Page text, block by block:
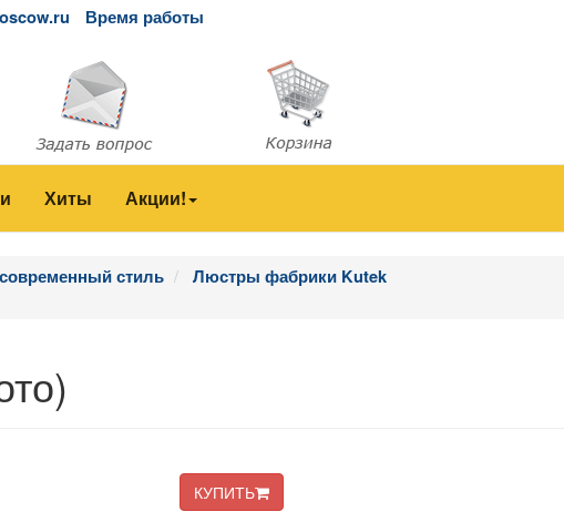
Время работы
Хиты Акции!
стиль
Люстры фабрики Kutek
КУПИТЬ